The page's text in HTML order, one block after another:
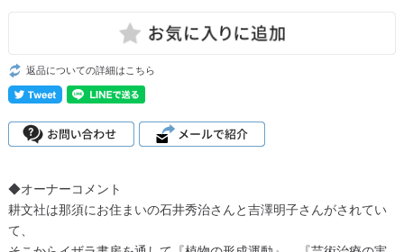
返品についての詳細はこちら
◆オーナーコメント
耕文社は那須にお住まいの石井秀治さんと吉澤明子さんがされてい
て、